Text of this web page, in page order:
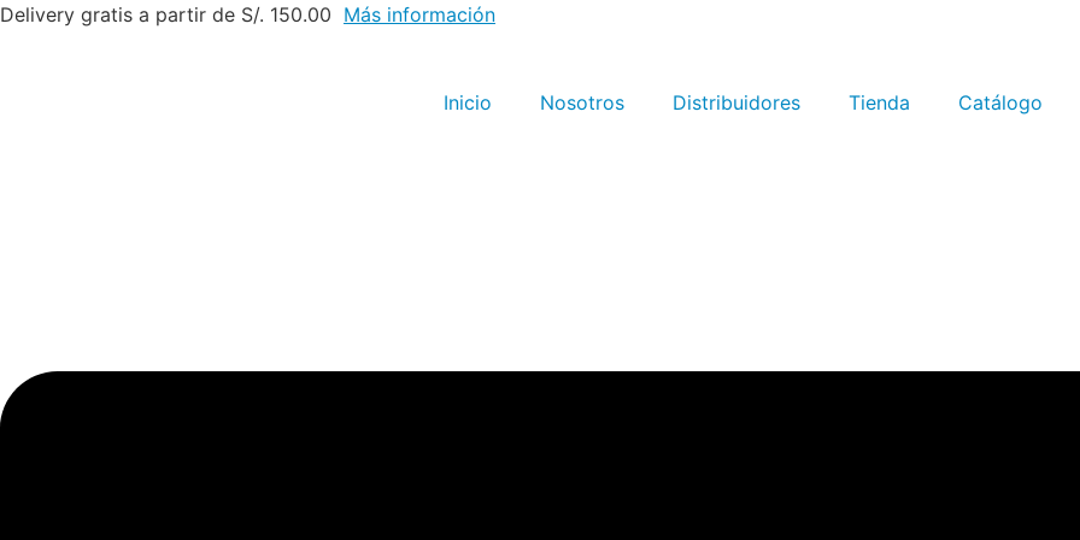
Ir
Delivery gratis a partir de S/. 150.00 Más información
Inicio Nosotros Distribuidores Tienda Catálogo